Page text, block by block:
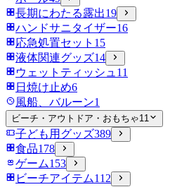
長期にわたる露出19
ハンドサニタイザー16
応急処置セット 15
液体関連グッズ14
ウェットティッシュ 11
日焼け止め6
風船、バルーン1
ビーチ・アウトドア・おもちゃ11
子ども用グッズ389
食品178
ゲーム153
ビーチアイテム112